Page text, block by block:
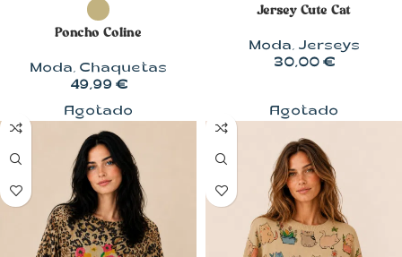
Poncho Coline
Moda, Chaquetas
49,99 €
Jersey Cute Cat
Moda, Jerseys
30,00 €
Agotado Agotado